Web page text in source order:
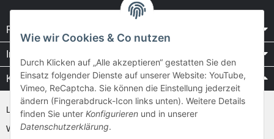
Rechtliches
Informationen
Kataloge / Videos
Layher Videos und Downloads
WAKÜ
Wie wir Cookies & Co nutzen
Durch Klicken auf „Alle akzeptieren“ gestatten Sie den
Einsatz folgender Dienste auf unserer Website: YouTube,
Vimeo, ReCaptcha. Sie können die Einstellung jederzeit
ändern (Fingerabdruck-Icon links unten). Weitere Details
finden Sie unter Konfigurieren und in unserer
Datenschutzerklärung.